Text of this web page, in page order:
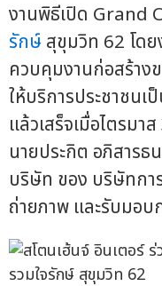
งานพิธีเปิด Grand
รักษ์สุขุมวิท 62 โด
ควบคุมงานก่อสร้าง
ให้บริการประชาชนเ
แล้วเสร็จเมื่อไตรมา
นายประกิต อภิสารธ
บริษัท ของ บริษัทก
ถ่ายภาพ และรับมอบ